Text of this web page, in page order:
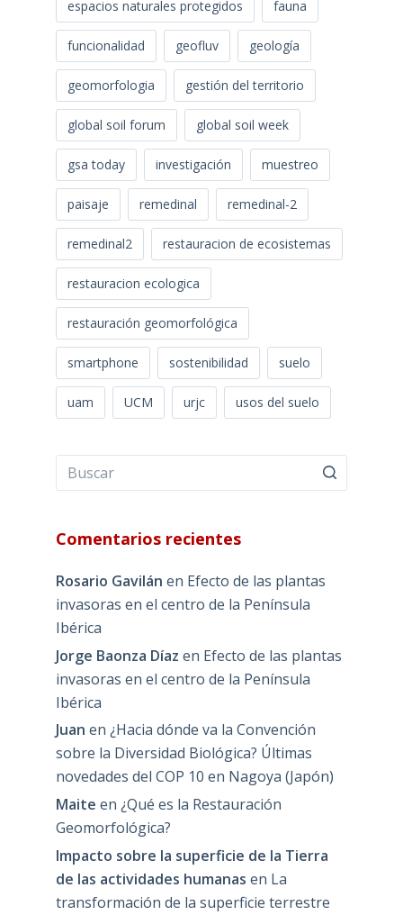
espacios naturales protegidos fauna
funcionalidad geofluv geología
geomorfologia gestión del territorio
global soil forum global soil week
gsa today investigación muestreo
paisaje remedinal remedinal-2
remedinal2 restauracion de ecosistemas
restauracion ecologica
restauración geomorfológica
smartphone sostenibilidad suelo
uam UCM urjc usos del suelo
Comentarios recientes
Rosario Gavilán en Efecto de las plantas
invasoras en el centro de la Península
Ibérica
Jorge Baonza Díaz en Efecto de las plantas
invasoras en el centro de la Península
Ibérica
Juan en ¿Hacia dónde va la Convención
sobre la Diversidad Biológica? Últimas
novedades del COP 10 en Nagoya (Japón)
Maite en ¿Qué es la Restauración
Geomorfológica?
Impacto sobre la superficie de la Tierra
de las actividades humanas en La
transformación de la superficie terrestre